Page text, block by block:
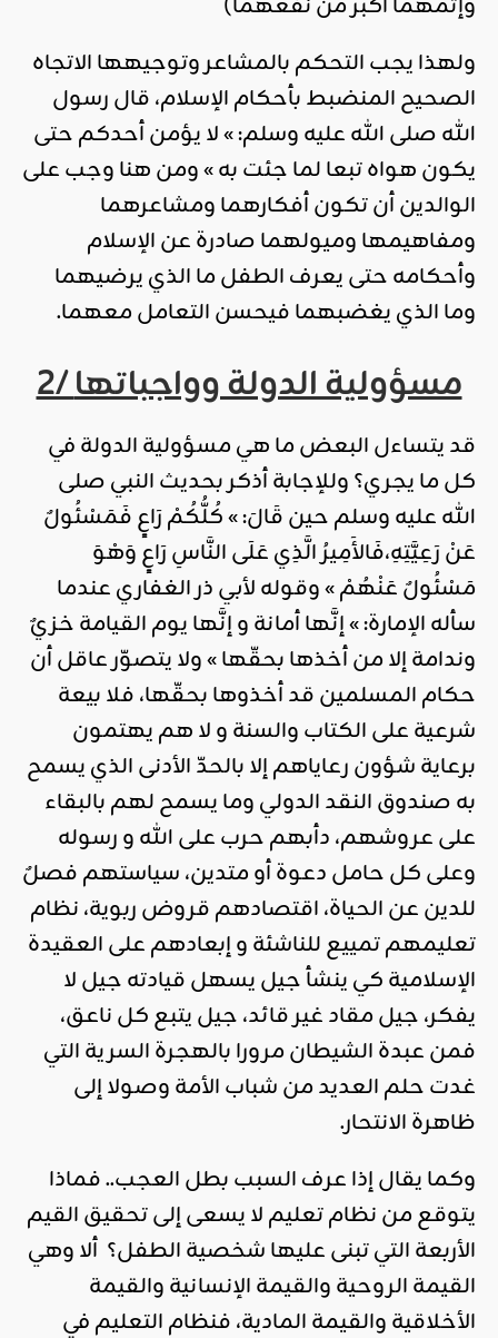
ولهذا يجب التحكم بالمشاعر وتوجيهها الاتجاه
الصحيح المنضبط بأحكام الإسلام، قال رسول
الله صلى الله عليه وسلم: » لا يؤمن أحدكم حتى
يكون هواه تبعا لما جئت به » ومن هنا وجب على
الوالدين أن تكون أفكارهما ومشاعرهما
ومفاهيمها وميولهما صادرة عن الإسلام
وأحكامه حتى يعرف الطفل ما الذي يرضيهما
وما الذي يغضبهما فيحسن التعامل معهما.
2/ مسؤولية الدولة وواجباتها
قد يتساءل البعض ما هي مسؤولية الدولة في
كل ما يجري؟ وللإجابة أذكر بحديث النبي صلى
الله عليه وسلم حين قَالَ: » كُلُّكُمْ رَاعٍ فَمَسْئُولٌ
عَنْ رَعِيَّتِهِ،فَالأَمِيرُ الَّذِي عَلَى النَّاسِ رَاعٍ وَهْوَ
مَسْئُولٌ عَنْهُمْ » وقوله لأبي ذر الغفاري عندما
سأله الإمارة: » إنَّها أمانة و إنَّها يوم القيامة خزيٌ
وندامة إلا من أخذها بحقّها » ولا يتصوّر عاقل أن
حكام المسلمين قد أخذوها بحقّها، فلا بيعة
شرعية على الكتاب والسنة و لا هم يهتمون
برعاية شؤون رعاياهم إلا بالحدّ الأدنى الذي يسمح
به صندوق النقد الدولي وما يسمح لهم بالبقاء
على عروشهم، دأبهم حرب على الله و رسوله
وعلى كل حامل دعوة أو متدين، سياستهم فصلٌ
للدين عن الحياة، اقتصادهم قروض ربوية، نظام
تعليمهم تمييع للناشئة و إبعادهم على العقيدة
الإسلامية كي ينشأ جيل يسهل قيادته جيل لا
يفكر، جيل مقاد غير قائد، جيل يتبع كل ناعق،
فمن عبدة الشيطان مرورا بالهجرة السرية التي
غدت حلم العديد من شباب الأمة وصولا إلى
ظاهرة الانتحار.
وكما يقال إذا عرف السبب بطل العجب.. فماذا
يتوقع من نظام تعليم لا يسعى إلى تحقيق القيم
الأربعة التي تبنى عليها شخصية الطفل؟ ألا وهي
القيمة الروحية والقيمة الإنسانية والقيمة
الأخلاقية والقيمة المادية، فنظام التعليم في